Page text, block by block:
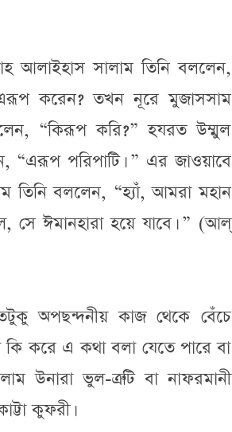
আলাইহাস সালাম তিনি বললেন,
এরূপ করেন? তখন নূরে মুজাসসাম
“কিরূপ করি?” হযরত উম্মুল
“এরূপ পরিপাটি। ” এর জাওয়াবে
তিনি বললেন, “হ্যাঁ, আমরা মহান
ঈমানহারা হয়ে যাবে। ” (আল্
অপছন্দনীয় কাজ থেকে বেঁচে
কি করে এ কথা বলা যেতে পারে বা
উনারা ভুল-ত্রুটি বা নাফরমানী
কুফরী।